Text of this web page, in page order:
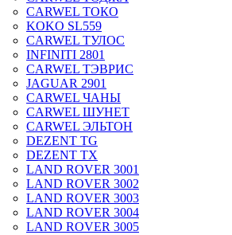
CARWEL ТОКО
KOKO SL559
CARWEL ТУЛОС
INFINITI 2801
CARWEL ТЭВРИС
JAGUAR 2901
CARWEL ЧАНЫ
CARWEL ШУНЕТ
CARWEL ЭЛЬТОН
DEZENT TG
DEZENT TX
LAND ROVER 3001
LAND ROVER 3002
LAND ROVER 3003
LAND ROVER 3004
LAND ROVER 3005